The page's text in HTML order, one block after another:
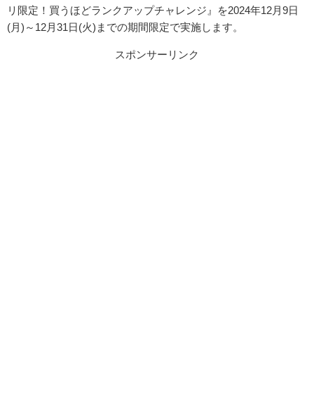
リ限定！買うほどランクアップチャレンジ』を2024年12月9日
(月)～12月31日(火)までの期間限定で実施します。
スポンサーリンク